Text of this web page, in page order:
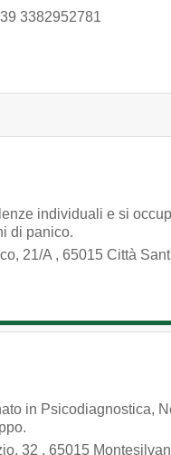
3382952781
individuali e si
di panico.
21/A , 65015 Città
in Psicodiagnostica,
32 , 65015